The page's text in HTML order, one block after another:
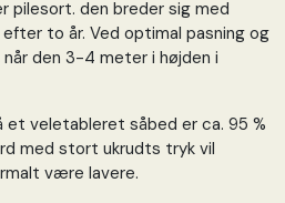
pilesort. den breder sig med
to år. Ved optimal pasning og
den 3-4 meter i højden i
et veletableret såbed er ca. 95 %
med stort ukrudts tryk vil
være lavere.